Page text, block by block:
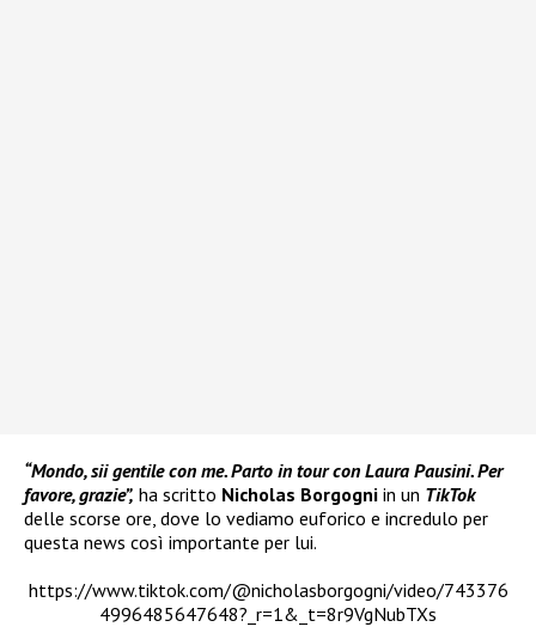
“Mondo, sii gentile con me. Parto in tour con Laura Pausini. Per
favore, grazie”, ha scritto Nicholas Borgogni in un TikTok
delle scorse ore, dove lo vediamo euforico e incredulo per
questa news così importante per lui.
https://www.tiktok.com/@nicholasborgogni/video/743376
4996485647648?_r=1&_t=8r9VgNubTXs